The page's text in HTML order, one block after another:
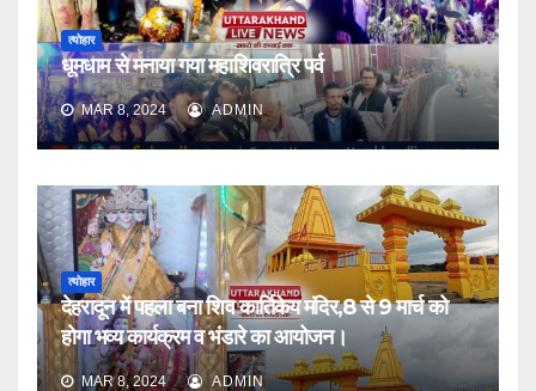
त्योहार
धूमधाम से मनाया गया महाशिवरात्रि पर्व
MAR 8, 2024 ADMIN
त्योहार
देहरादून में पहला बना शिव कार्तिकेय मंदिर,8 से 9 मार्च को
होगा भव्य कार्यक्रम व भंडारे का आयोजन।
MAR 8, 2024 ADMIN